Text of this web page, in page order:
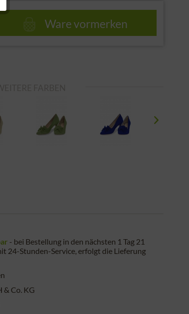
Ware vormerken
- bei Bestellung in den nächsten 1 Tag 21
24-Stunden-Service, erfolgt die Lieferung
& Co. KG